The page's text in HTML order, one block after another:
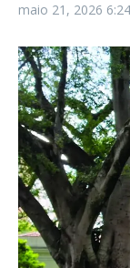
maio 21, 2026